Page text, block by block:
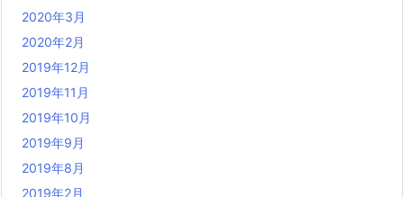
2020年3月
2020年2月
2019年12月
2019年11月
2019年10月
2019年9月
2019年8月
2019年2月